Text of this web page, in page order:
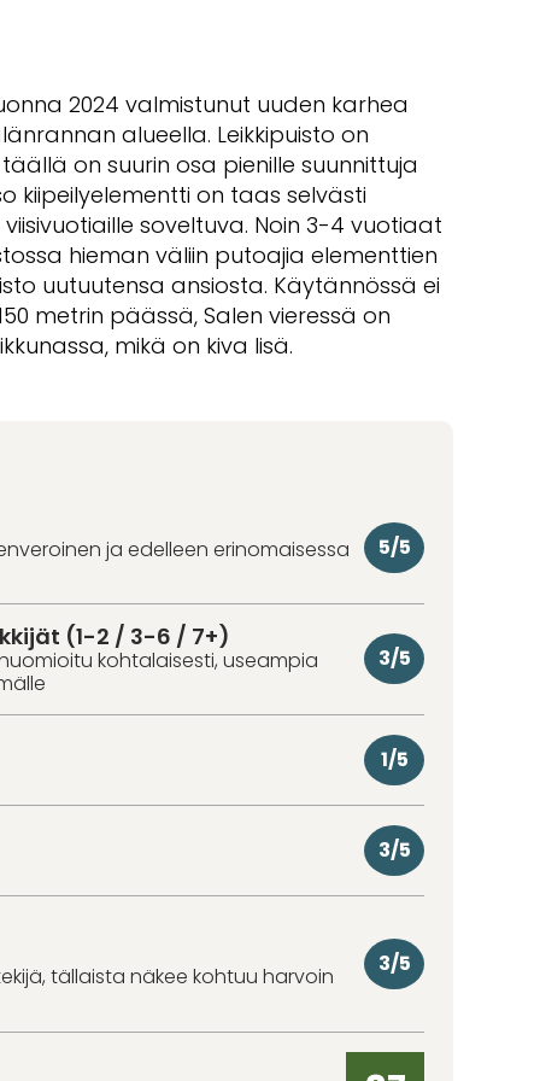
2024 valmistunut uuden karhea
alueella. Leikkipuisto on
on suurin osa pienille suunnittuja
kiipeilyelementti on taas selvästi
soveltuva. Noin 3-4 vuotiaat
hieman väliin putoajia elementtien
uutuutensa ansiosta. Käytännössä ei
metrin päässä, Salen vieressä on
mikä on kiva lisä.
ja edelleen erinomaisessa 5/5
(1-2 / 3-6 / 7+)
kohtalaisesti, useampia
3/5
1/5
3/5
tällaista näkee kohtuu harvoin 3/5